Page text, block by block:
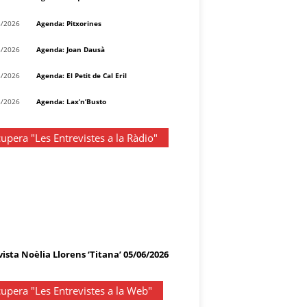
2026 Agenda: Pitxorines
2026 Agenda: Joan Dausà
2026 Agenda: El Petit de Cal Eril
2026 Agenda: Lax’n’Busto
"Les Entrevistes a la Ràdio"
Noèlia Llorens ‘Titana’ 05/06/2026
"Les Entrevistes a la Web"